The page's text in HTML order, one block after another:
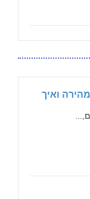
ואיך